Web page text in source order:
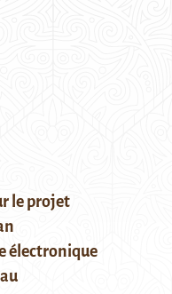
le projet
électronique